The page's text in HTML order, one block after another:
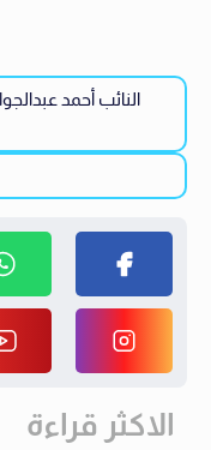
النائب أحمد
الاكثر قراءة